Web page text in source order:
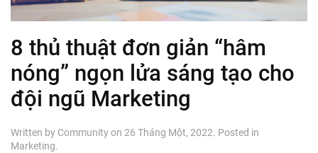
8 thủ thuật đơn giản “hâm
nóng” ngọn lửa sáng tạo cho
đội ngũ Marketing
Written by Communityon 26 Tháng Một, 2022. Posted in
Marketing.